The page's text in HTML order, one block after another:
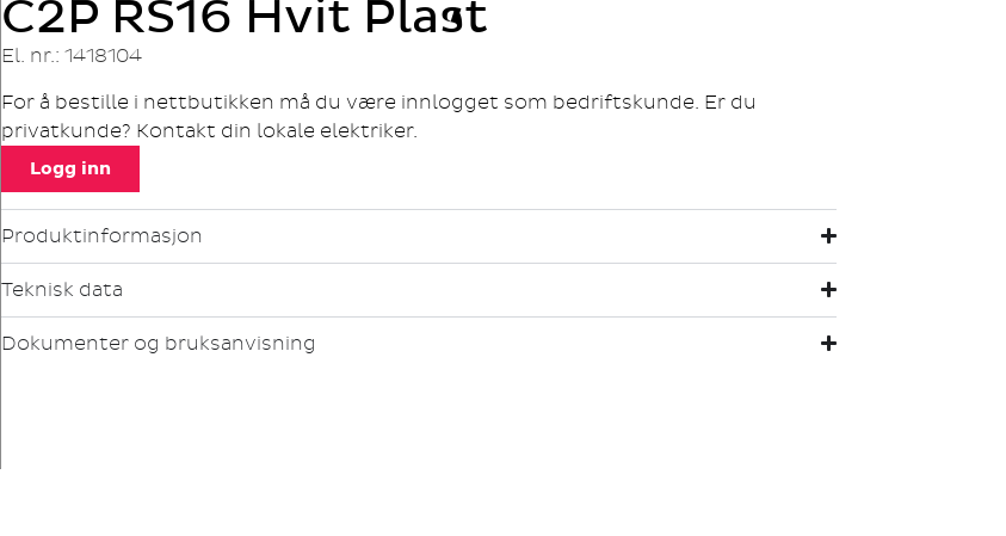
C2P RS16 Hvit Plast
El. nr.: 1418104
For å bestille i nettbutikken må du være innlogget som bedriftskunde. Er du
privatkunde? Kontakt din lokale elektriker.
Logg inn
Produktinformasjon
Teknisk data
Dokumenter og bruksanvisning